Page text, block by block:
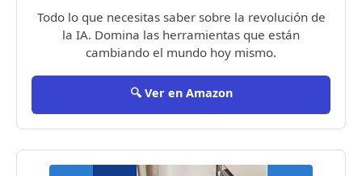
Todo lo que necesitas saber sobre la revolución de
la IA. Domina las herramientas que están
cambiando el mundo hoy mismo.
🔍 Ver en Amazon